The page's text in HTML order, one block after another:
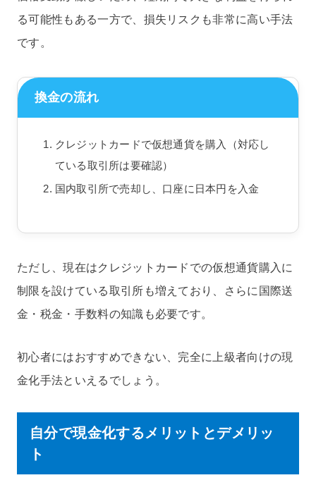
る可能性もある一方で、損失リスクも非常に高い手法
です。
換金の流れ
クレジットカードで仮想通貨を購入（対応し
ている取引所は要確認）
国内取引所で売却し、口座に日本円を入金
ただし、現在はクレジットカードでの仮想通貨購入に
制限を設けている取引所も増えており、さらに国際送
金・税金・手数料の知識も必要です。
初心者にはおすすめできない、完全に上級者向けの現
金化手法といえるでしょう。
自分で現金化するメリットとデメリッ
ト